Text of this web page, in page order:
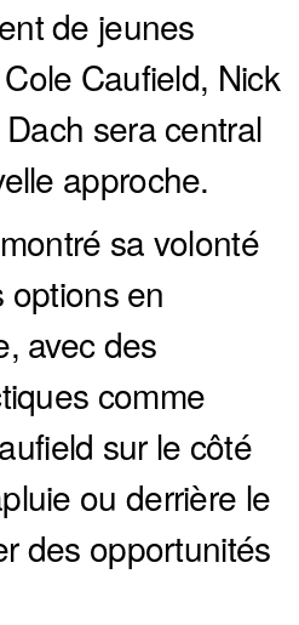
de jeunes
Caufield, Nick
sera central
approche.
sa volonté
options en
avec des
comme
sur le côté
ou derrière le
des opportunités